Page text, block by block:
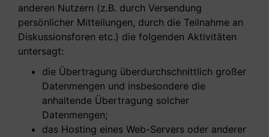
anderen Nutzern (z.B. durch Versendung
persönlicher Mitteilungen, durch die Teilnahme an
Diskussionsforen etc.) die folgenden Aktivitäten
untersagt:
die Übertragung überdurchschnittlich großer
Datenmengen und insbesondere die
anhaltende Übertragung solcher
Datenmengen;
das Hosting eines Web-Servers oder anderer